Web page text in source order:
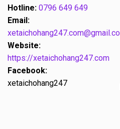
Hotline: 0796 649 649
Email:
Website:
https://xetaichohang247.com
Facebook:
xetaichohang247